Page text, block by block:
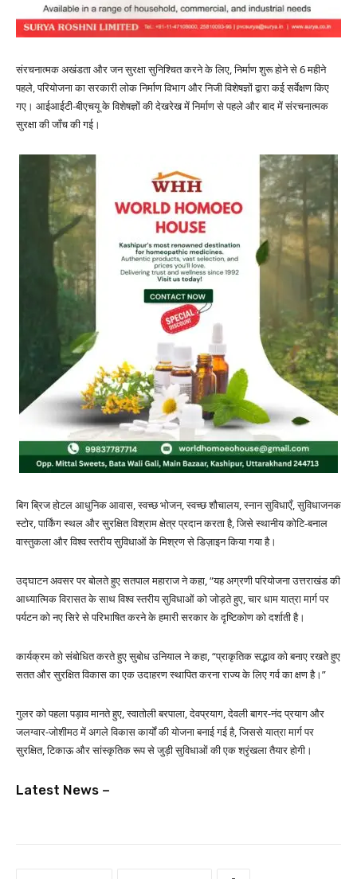
संरचनात्मक अखंडता और जन सुरक्षा सुनिश्चित करने के लिए, निर्माण शुरू होने से 6 महीने
पहले, परियोजना का सरकारी लोक निर्माण विभाग और निजी विशेषज्ञों द्वारा कई सर्वेक्षण किए
गए। आईआईटी-बीएचयू के विशेषज्ञों की देखरेख में निर्माण से पहले और बाद में संरचनात्मक
सुरक्षा की जाँच की गई।
बिग ब्रिज होटल आधुनिक आवास, स्वच्छ भोजन, स्वच्छ शौचालय, स्नान सुविधाएँ, सुविधाजनक
स्टोर, पार्किंग स्थल और सुरक्षित विश्राम क्षेत्र प्रदान करता है, जिसे स्थानीय कोटि-बनाल
वास्तुकला और विश्व स्तरीय सुविधाओं के मिश्रण से डिज़ाइन किया गया है।
उद्घाटन अवसर पर बोलते हुए सतपाल महाराज ने कहा, “यह अग्रणी परियोजना उत्तराखंड की
आध्यात्मिक विरासत के साथ विश्व स्तरीय सुविधाओं को जोड़ते हुए, चार धाम यात्रा मार्ग पर
पर्यटन को नए सिरे से परिभाषित करने के हमारी सरकार के दृष्टिकोण को दर्शाती है।
कार्यक्रम को संबोधित करते हुए सुबोध उनियाल ने कहा, “प्राकृतिक सद्भाव को बनाए रखते हुए
सतत और सुरक्षित विकास का एक उदाहरण स्थापित करना राज्य के लिए गर्व का क्षण है।”
गुलर को पहला पड़ाव मानते हुए, स्वातोली बरपाला, देवप्रयाग, देवली बागर-नंद प्रयाग और
जलग्वार-जोशीमठ में अगले विकास कार्यों की योजना बनाई गई है, जिससे यात्रा मार्ग पर
सुरक्षित, टिकाऊ और सांस्कृतिक रूप से जुड़ी सुविधाओं की एक श्रृंखला तैयार होगी।
Latest News –